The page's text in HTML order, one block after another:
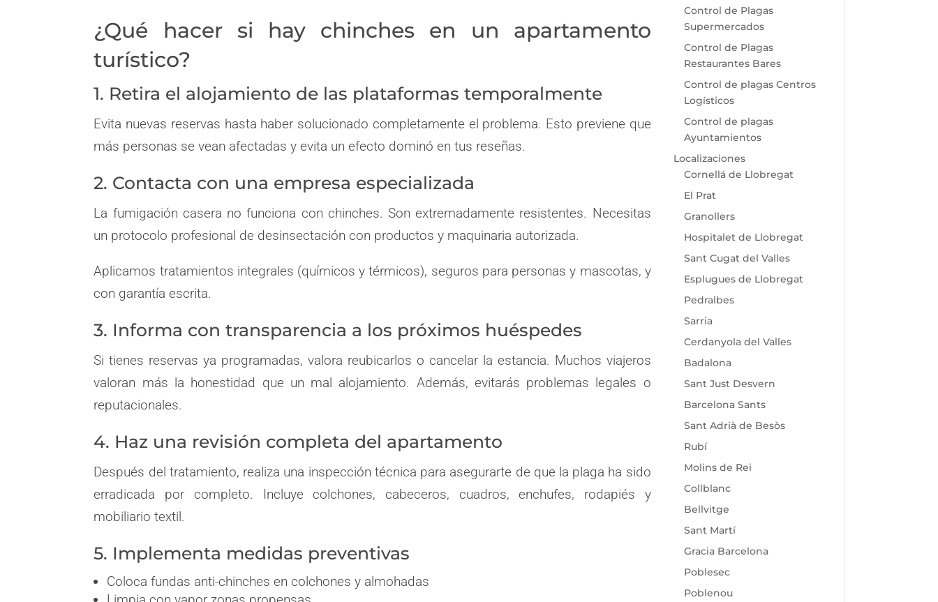
¿Qué hacer si hay chinches en un apartamento
turístico?
1. Retira el alojamiento de las plataformas temporalmente
Evita nuevas reservas hasta haber solucionado completamente el problema. Esto previene que
más personas se vean afectadas y evita un efecto dominó en tus reseñas.
2. Contacta con una empresa especializada
La fumigación casera no funciona con chinches. Son extremadamente resistentes. Necesitas
un protocolo profesional de desinsectación con productos y maquinaria autorizada.
Aplicamos tratamientos integrales (químicos y térmicos), seguros para personas y mascotas, y
con garantía escrita.
3. Informa con transparencia a los próximos huéspedes
Si tienes reservas ya programadas, valora reubicarlos o cancelar la estancia. Muchos viajeros
valoran más la honestidad que un mal alojamiento. Además, evitarás problemas legales o
reputacionales.
4. Haz una revisión completa del apartamento
Después del tratamiento, realiza una inspección técnica para asegurarte de que la plaga ha sido
erradicada por completo. Incluye colchones, cabeceros, cuadros, enchufes, rodapiés y
mobiliario textil.
5. Implementa medidas preventivas
Coloca fundas anti-chinches en colchones y almohadas
Control de Plagas
Supermercados
Control de Plagas
Restaurantes Bares
Control de plagas Centros
Logísticos
Control de plagas
Ayuntamientos
Localizaciones
Cornellá de Llobregat
El Prat
Granollers
Hospitalet de Llobregat
Sant Cugat del Valles
Esplugues de Llobregat
Pedralbes
Sarria
Cerdanyola del Valles
Badalona
Sant Just Desvern
Barcelona Sants
Sant Adrià de Besòs
Rubí
Molins de Rei
Collblanc
Bellvitge
Sant Martí
Gracia Barcelona
Poblesec
Poblenou